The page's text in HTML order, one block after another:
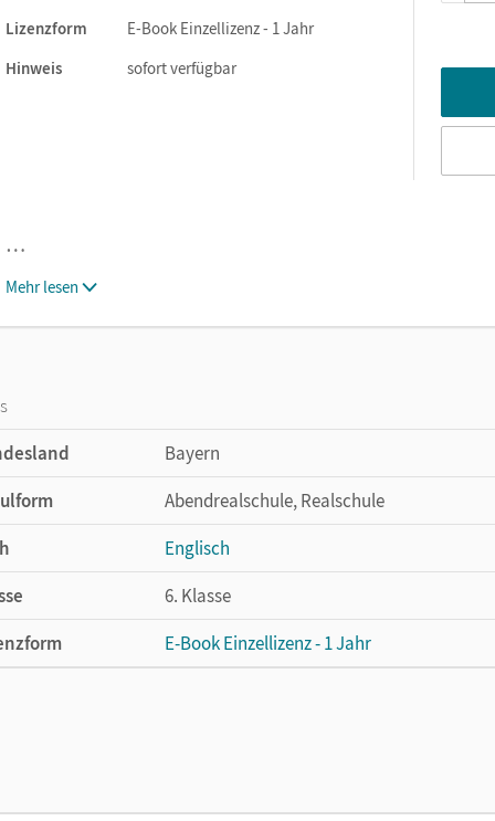
Lizenzform
E-Book Einzellizenz - 1 Jahr
Hinweis
sofort verfügbar
…
Mehr lesen
Bayern
Abendrealschule, Realschule
Englisch
6. Klasse
E-Book Einzellizenz - 1 Jahr
Cornelsen Verlag